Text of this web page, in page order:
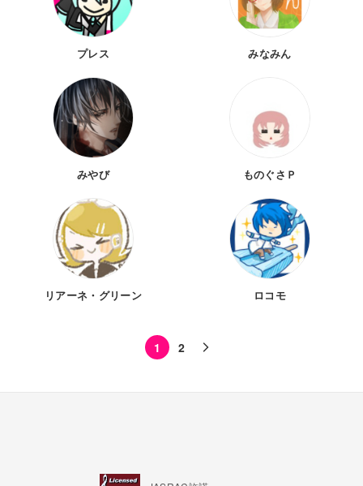
プレス みなみん
みやび ものぐさＰ
リアーネ・グリーン ロコモ
1 2